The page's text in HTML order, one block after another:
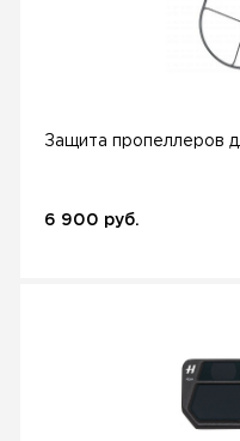
Защита пропеллеров
6 900 руб.